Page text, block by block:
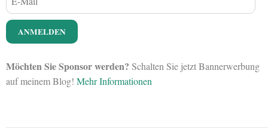
Möchten Sie Sponsor werden? Schalten Sie jetzt Bannerwerbung
auf meinem Blog! Mehr Informationen